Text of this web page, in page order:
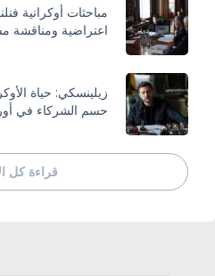
مباحثات أوكرانية
اعتراضية ومناقشة
زيلينسكي: حياة
حسم الشركاء في
قراءة كل